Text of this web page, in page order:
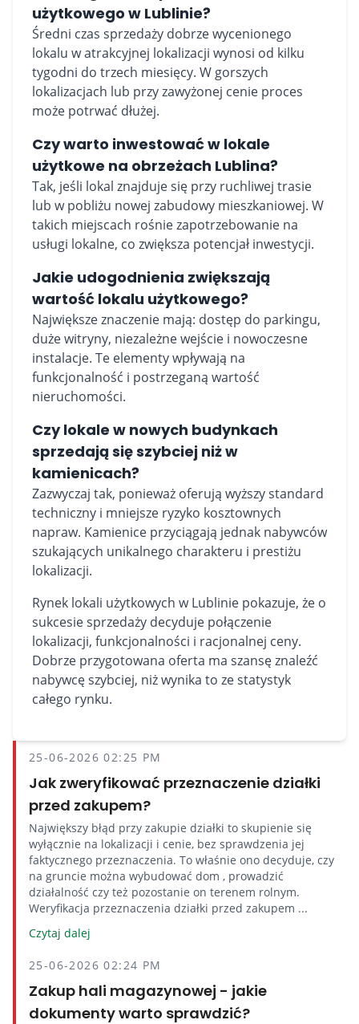
użytkowego w Lublinie?
Średni czas sprzedaży dobrze wycenionego
lokalu w atrakcyjnej lokalizacji wynosi od kilku
tygodni do trzech miesięcy. W gorszych
lokalizacjach lub przy zawyżonej cenie proces
może potrwać dłużej.
Czy warto inwestować w lokale
użytkowe na obrzeżach Lublina?
Tak, jeśli lokal znajduje się przy ruchliwej trasie
lub w pobliżu nowej zabudowy mieszkaniowej. W
takich miejscach rośnie zapotrzebowanie na
usługi lokalne, co zwiększa potencjał inwestycji.
Jakie udogodnienia zwiększają
wartość lokalu użytkowego?
Największe znaczenie mają: dostęp do parkingu,
duże witryny, niezależne wejście i nowoczesne
instalacje. Te elementy wpływają na
funkcjonalność i postrzeganą wartość
nieruchomości.
Czy lokale w nowych budynkach
sprzedają się szybciej niż w
kamienicach?
Zazwyczaj tak, ponieważ oferują wyższy standard
techniczny i mniejsze ryzyko kosztownych
napraw. Kamienice przyciągają jednak nabywców
szukających unikalnego charakteru i prestiżu
lokalizacji.
Rynek lokali użytkowych w Lublinie pokazuje, że o
sukcesie sprzedaży decyduje połączenie
lokalizacji, funkcjonalności i racjonalnej ceny.
Dobrze przygotowana oferta ma szansę znaleźć
nabywcę szybciej, niż wynika to ze statystyk
całego rynku.
25-06-2026 02:25 PM
Jak zweryfikować przeznaczenie działki
przed zakupem?
Największy błąd przy zakupie działki to skupienie się
wyłącznie na lokalizacji i cenie, bez sprawdzenia jej
faktycznego przeznaczenia. To właśnie ono decyduje, czy
na gruncie można wybudować dom , prowadzić
działalność czy też pozostanie on terenem rolnym.
Weryfikacja przeznaczenia działki przed zakupem ...
Czytaj dalej
25-06-2026 02:24 PM
Zakup hali magazynowej - jakie
dokumenty warto sprawdzić?